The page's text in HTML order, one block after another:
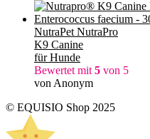
NutraPet NutraPro
K9 Canine
für Hunde
Bewertet mit 5 von 5
von Anonym
© EQUISIO Shop 2025